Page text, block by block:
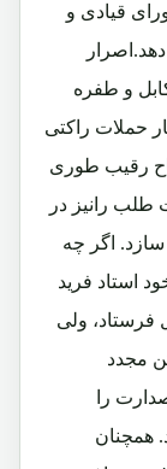
قیادی و
اصرار
و طفره
حملات راکتی
رقیب طوری
طلب رانیز در
سازد. اگر چه
استاد فرید
جولای به کابل فرستاد، ولی
مجدد
را
همچنان